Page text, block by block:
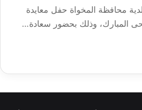
محافظة المخواة حفل معايدة
المبارك، وذلك بحضور سعادة…